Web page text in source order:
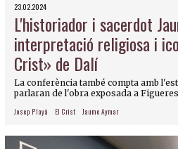
23.02.2024
L'historiador i sacerdot
interpretació religiosa i
Crist» de Dalí
La conferència també compta amb
parlaran de l'obra exposada a Figueres
Josep Playà El Crist Jaume Aymar